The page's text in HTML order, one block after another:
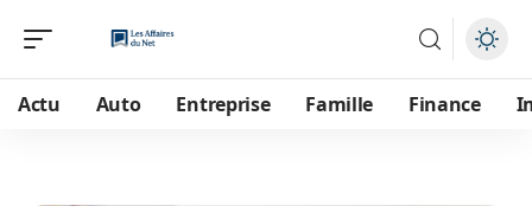
Actu Auto Entreprise Famille Finance